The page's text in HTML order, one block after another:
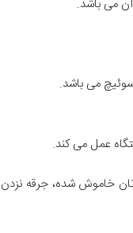
می باشد.
می باشد.
عمل می کند.
تان خاموش شده، جرقه